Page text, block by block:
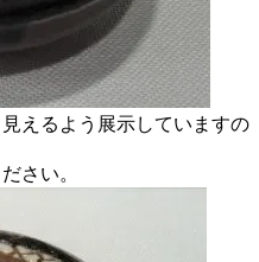
えるよう展示していますの
さい。